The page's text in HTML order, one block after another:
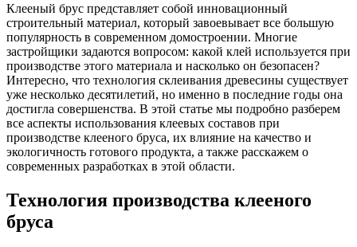
Клееный брус представляет собой инновационный
строительный материал, который завоевывает все большую
популярность в современном домостроении. Многие
застройщики задаются вопросом: какой клей используется при
производстве этого материала и насколько он безопасен?
Интересно, что технология склеивания древесины существует
уже несколько десятилетий, но именно в последние годы она
достигла совершенства. В этой статье мы подробно разберем
все аспекты использования клеевых составов при
производстве клееного бруса, их влияние на качество и
экологичность готового продукта, а также расскажем о
современных разработках в этой области.
Технология производства клееного
бруса